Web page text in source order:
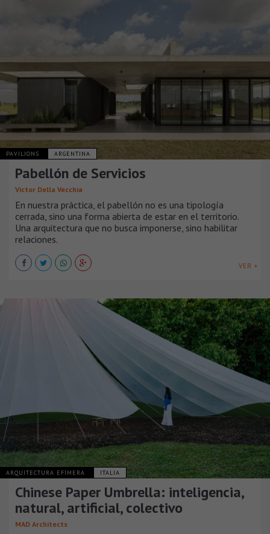
PAVILIONS ARGENTINA
Pabellón de Servicios
Victor Della Vecchia
En nuestra práctica, el pabellón no es una tipología
cerrada, sino una forma abierta de estar en el territorio.
Una arquitectura que no busca imponerse, sino habilitar
relaciones.
VER +
ARQUITECTURA EFÍMERA ITALIA
Chinese Paper Umbrella: inteligencia,
natural, artificial, colectivo
MAD Architects